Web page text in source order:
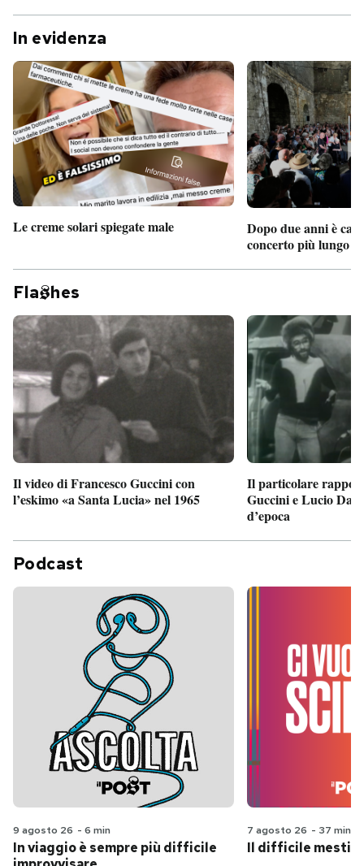
CALENDARIO
AREA PERSONALE
Entra
In evidenza
Le creme solari spiegate male
Dopo due anni è
concerto più lungo
Fla hes
Il video di Francesco Guccini con
l’eskimo «a Santa Lucia» nel 1965
Il particolare
Guccini e Lucio
d’epoca
Podcast
9 agosto 26 - 6 min
In viaggio è sempre più difficile
7 agosto 26 - 37 min
Il difficile